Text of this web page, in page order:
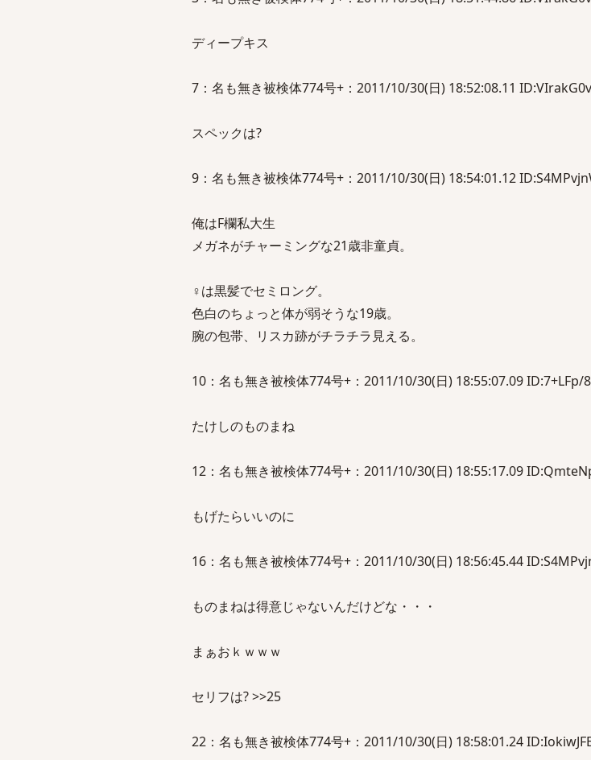
ディープキス
7：名も無き被検体774号+：2011/10/30(日) 18:52:08.11
スペックは?
9：名も無き被検体774号+：2011/10/30(日) 18:54:01.12
俺はF欄私大生
メガネがチャーミングな21歳非童貞。
♀は黒髪でセミロング。
色白のちょっと体が弱そうな19歳。
腕の包帯、リスカ跡がチラチラ見える。
10：名も無き被検体774号+：2011/10/30(日) 18:55:07.09 ID:7+LFp/
たけしのものまね
12：名も無き被検体774号+：2011/10/30(日) 18:55:17.09
もげたらいいのに
16：名も無き被検体774号+：2011/10/30(日) 18:56:45.44
ものまねは得意じゃないんだけどな・・・
まぁおｋｗｗｗ
セリフは? >>25
22：名も無き被検体774号+：2011/10/30(日) 18:58:01.24